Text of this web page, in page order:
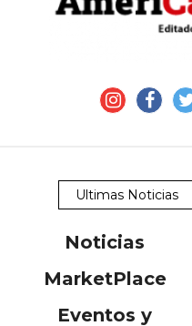
Ultimas Noticias
Noticias
MarketPlace
Eventos y